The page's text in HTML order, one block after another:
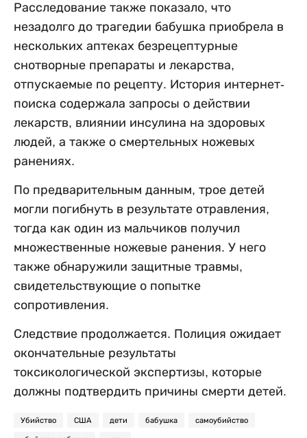
Расследование также показало, что
незадолго до трагедии бабушка приобрела в
нескольких аптеках безрецептурные
снотворные препараты и лекарства,
отпускаемые по рецепту. История интернет-
поиска содержала запросы о действии
лекарств, влиянии инсулина на здоровых
людей, а также о смертельных ножевых
ранениях.
По предварительным данным, трое детей
могли погибнуть в результате отравления,
тогда как один из мальчиков получил
множественные ножевые ранения. У него
также обнаружили защитные травмы,
свидетельствующие о попытке
сопротивления.
Следствие продолжается. Полиция ожидает
окончательные результаты
токсикологической экспертизы, которые
должны подтвердить причины смерти детей.
Убийство США дети бабушка самоубийство